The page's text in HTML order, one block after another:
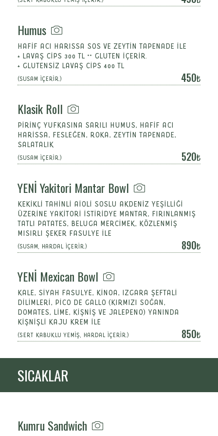
Humus
HAFİF ACI HARISSA SOS VE ZEYTİN TAPENADE İLE
+ LAVAŞ CİPS 300 TL ** GLUTEN İÇERİR.
+ GLUTENSİZ LAVAŞ CİPS 400 TL
(SUSAM İÇERİR.) 450
Klasik Roll
PİRİNÇ YUFKASINA SARILI HUMUS, HAFİF ACI
HARİSSA, FESLEĞEN, ROKA, ZEYTİN TAPENADE,
SALATALIK
(SUSAM İÇERİR.) 520
YENİ Yakitori Mantar Bowl
KEKIKLI TAHINLİ AIOLI SOSLU AKDENIZ YEŞILLIĞI
ÜZERINE YAKITORI ISTIRIDYE MANTAR, FIRINLANMIŞ
TATLI PATATES, BELUGA MERCIMEK, KÖZLENMIŞ
MISIRLI ŞEKER FASULYE ILE
(SUSAM, HARDAL İÇERİR.) 890
YENİ Mexican Bowl
KALE, SİYAH FASULYE, KİNOA, IZGARA ŞEFTALİ
DİLİMLERİ, PİCO DE GALLO (KIRMIZI SOĞAN,
DOMATES, LİME, KİŞNİŞ VE JALEPENO) YANINDA
KİŞNİŞLİ KAJU KREM İLE
(SERT KABUKLU YEMİŞ, HARDAL İÇERİR.) 850
SICAKLAR
Kumru Sandwich